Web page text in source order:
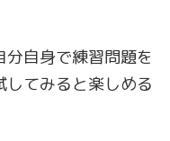
自身で練習問題を
てみると楽しめる